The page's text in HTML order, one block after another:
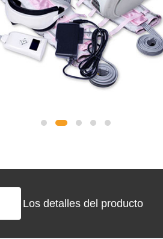
Los detalles del producto